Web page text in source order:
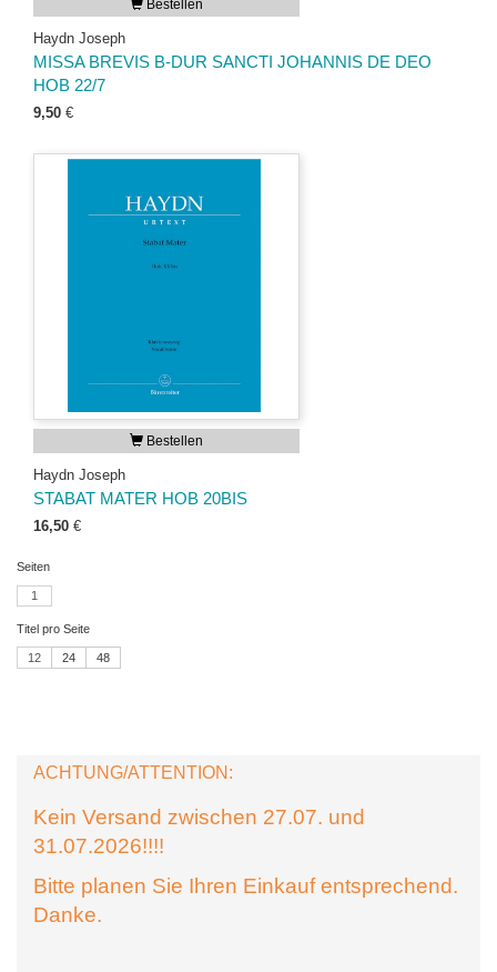
Bestellen
Haydn Joseph
MISSA BREVIS B-DUR SANCTI JOHANNIS DE DEO
HOB 22/7
9,50 €
Bestellen
Haydn Joseph
STABAT MATER HOB 20BIS
16,50 €
Seiten
1
Titel pro Seite
12 24 48
ACHTUNG/ATTENTION:
Kein Versand zwischen 27.07. und
31.07.2026!!!!
Bitte planen Sie Ihren Einkauf entsprechend.
Danke.